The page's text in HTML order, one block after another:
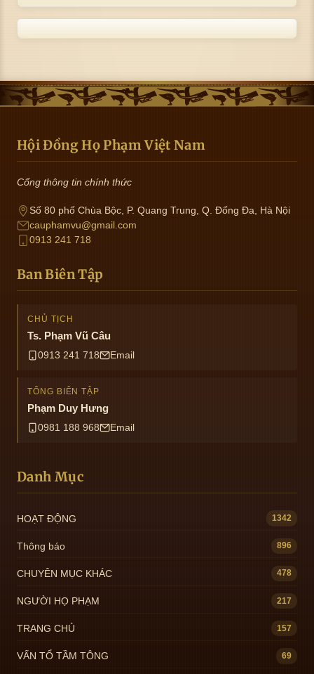
Hội Đồng Họ Phạm Việt Nam
Cổng thông tin chính thức
Số 80 phố Chùa Bộc, P. Quang Trung, Q. Đống Đa, Hà Nội
cauphamvu@gmail.com
0913 241 718
Ban Biên Tập
CHỦ TỊCH
Ts. Phạm Vũ Câu
0913 241 718 Email
TỔNG BIÊN TẬP
Phạm Duy Hưng
0981 188 968 Email
Danh Mục
HOẠT ĐỘNG 1342
Thông báo 896
CHUYÊN MỤC KHÁC 478
NGƯỜI HỌ PHẠM 217
TRANG CHỦ 157
VẤN TỔ TẦM TÔNG 69